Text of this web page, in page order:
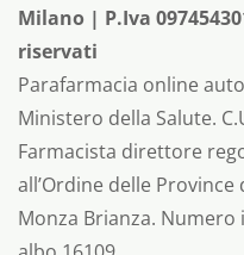
Milano | P.Iva
riservati
Parafarmacia online
Ministero della Salute.
Farmacista direttore
all’Ordine delle Province
Monza Brianza. Numero